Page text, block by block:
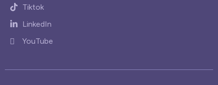
Tiktok
LinkedIn
YouTube